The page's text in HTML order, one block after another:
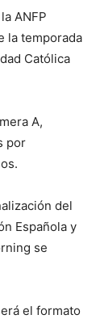
ANFP
la temporada
Católica
A,
por
del
Española y
se
el formato